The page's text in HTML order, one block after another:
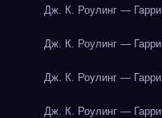
Дж. К. Роулинг —
Дж. К. Роулинг —
Дж. К. Роулинг —
Дж. К. Роулинг —